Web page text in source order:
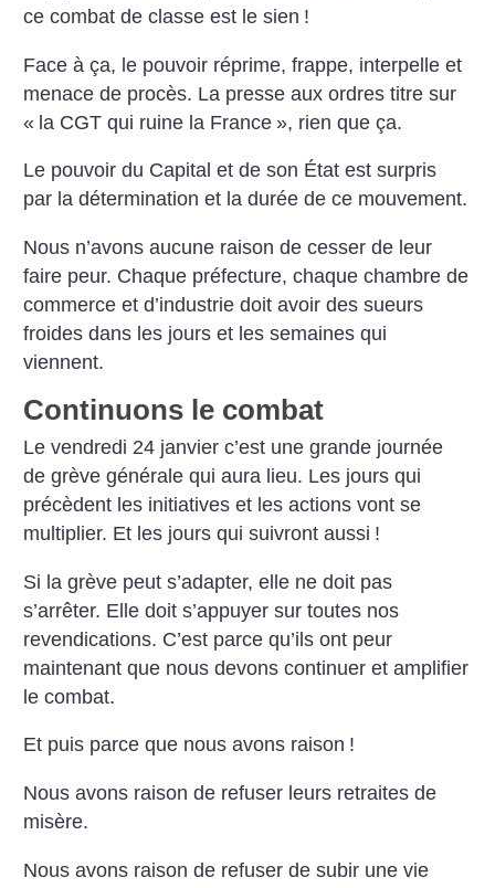
ce combat de classe est le sien !
Face à ça, le pouvoir réprime, frappe, interpelle et
menace de procès. La presse aux ordres titre sur
« la CGT qui ruine la France », rien que ça.
Le pouvoir du Capital et de son État est surpris
par la détermination et la durée de ce mouvement.
Nous n’avons aucune raison de cesser de leur
faire peur. Chaque préfecture, chaque chambre de
commerce et d’industrie doit avoir des sueurs
froides dans les jours et les semaines qui
viennent.
Continuons le combat
Le vendredi 24 janvier c’est une grande journée
de grève générale qui aura lieu. Les jours qui
précèdent les initiatives et les actions vont se
multiplier. Et les jours qui suivront aussi !
Si la grève peut s’adapter, elle ne doit pas
s’arrêter. Elle doit s’appuyer sur toutes nos
revendications. C’est parce qu’ils ont peur
maintenant que nous devons continuer et amplifier
le combat.
Et puis parce que nous avons raison !
Nous avons raison de refuser leurs retraites de
misère.
Nous avons raison de refuser de subir une vie